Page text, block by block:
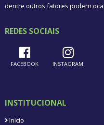
dentre outros fatores podem
REDES SOCIAIS
FACEBOOK INSTAGRAM
INSTITUCIONAL
Início